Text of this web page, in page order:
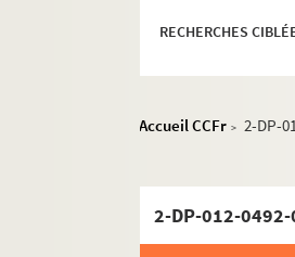
RECHERCHES
Accueil CCFr > 2-DP-
2-DP-012-